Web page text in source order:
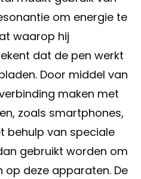
om energie te
waarop hij
dat de pen werkt
Door middel van
maken met
zoals smartphones,
behulp van speciale
gebruikt worden om
op deze apparaten. De